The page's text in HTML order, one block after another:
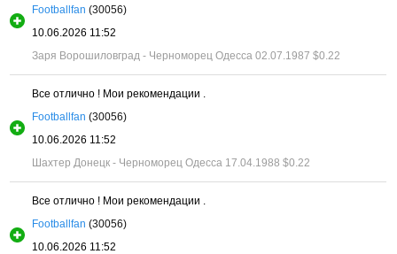
Footballfan (30056)
10.06.2026 11:52
Заря Ворошиловград - Черноморец Одесса 02.07.1987 $0.22
Все отлично ! Мои рекомендации .
Footballfan (30056)
10.06.2026 11:52
Шахтер Донецк - Черноморец Одесса 17.04.1988 $0.22
Все отлично ! Мои рекомендации .
Footballfan (30056)
10.06.2026 11:52